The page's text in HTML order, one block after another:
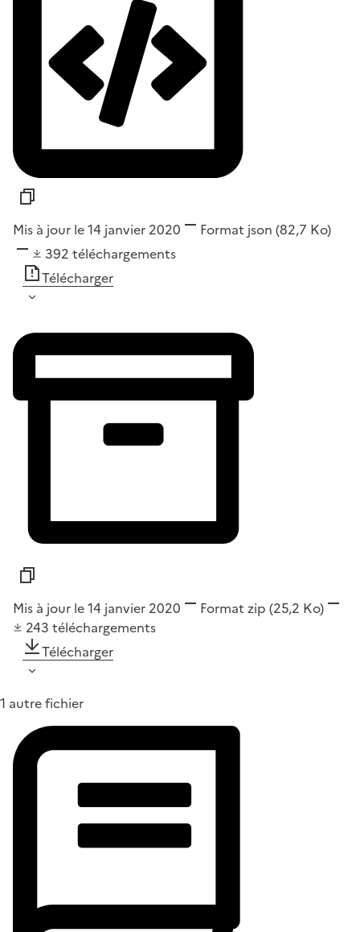
Mis à jour le 14 janvier 2020 Format json (82,7 Ko)
392 téléchargements
Télécharger
Mis à jour le 14 janvier 2020 Format zip (25,2 Ko)
243 téléchargements
Télécharger
1 autre fichier